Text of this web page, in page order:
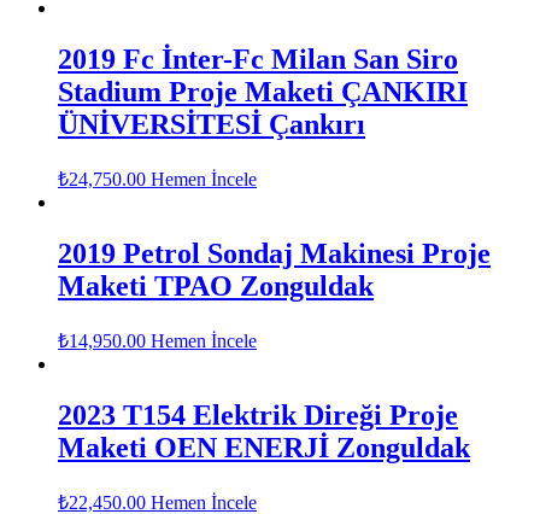
2019 Fc İnter-Fc Milan San Siro
Stadium Proje Maketi ÇANKIRI
ÜNİVERSİTESİ Çankırı
₺24,750.00 Hemen İncele
2019 Petrol Sondaj Makinesi Proje
Maketi TPAO Zonguldak
₺14,950.00 Hemen İncele
2023 T154 Elektrik Direği Proje
Maketi OEN ENERJİ Zonguldak
₺22,450.00 Hemen İncele